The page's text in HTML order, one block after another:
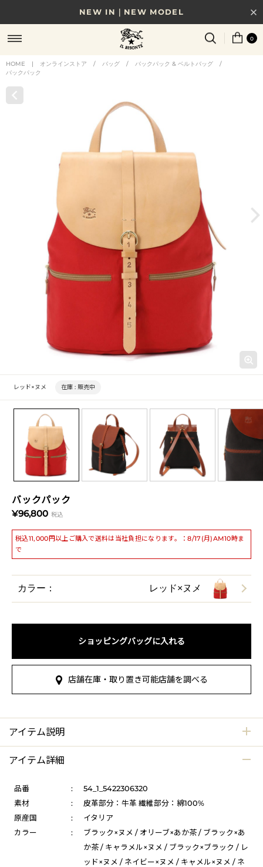
NEW IN｜NEW MODEL
8/17(月)10時まで｜税込11,000円以上で送料無料
贈る相手やシーンから選べる、新しいギフトガイド
0
HOME | オンラインストア / バッグ / バックパック & ベルトバッグ
/
バックパック
バックパック
¥96,800 税込
税込11,000円以上ご購入で送料は当社負担になります。：8/17(月)AM10時ま
で
レッド×ヌメ 在庫 : 販売中
カラー： レッド×ヌメ
ショッピングバッグに入れる
店舗在庫・取り置き可能店舗を調べる
アイテム説明
アイテム詳細
品番 :
54_1_5422306320
素材
:
皮革部分：牛革 繊維部分：綿100%
原産国
:
イタリア
カラー
:
ブラック×ヌメ / オリーブ×あか茶 / ブラック×あ
か茶 / キャラメル×ヌメ / ブラック×ブラック / レ
ッド×ヌメ / ネイビー×ヌメ / キャメル×ヌメ / ネ